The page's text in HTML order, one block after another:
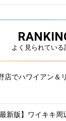
よく見られている
店でハワイアン＆
最新版】ワイキキ